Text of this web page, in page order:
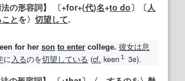
の形容詞】 〔+for+(代)名+to do〕〔 人
とを〉 切望して.
for her son to enter college. 彼女は息
に入るのを切望している (cf. keen １ 3e).